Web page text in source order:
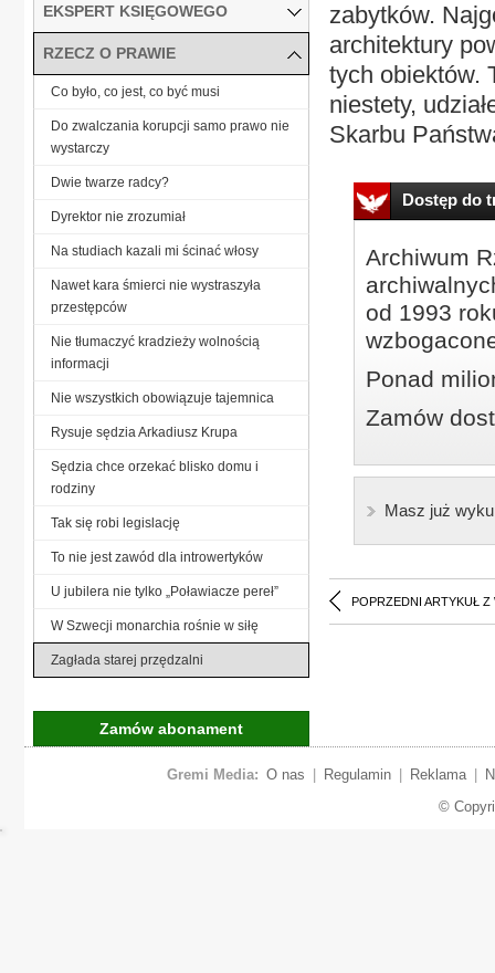
zabytków.
architektury
tych obiektów.
niestety,
Skarbu
Dostęp do
Archiwum
od 1993
Ponad
Zamów
Masz już
POPRZEDNI ARTYKUŁ Z
EKSPERT KSIĘGOWEGO
RZECZ O PRAWIE
Co było, co jest, co być musi
Do zwalczania korupcji samo prawo nie
wystarczy
Dwie twarze radcy?
Dyrektor nie zrozumiał
Na studiach kazali mi ścinać włosy
Nawet kara śmierci nie wystraszyła
przestępców
Nie tłumaczyć kradzieży wolnością
informacji
Nie wszystkich obowiązuje tajemnica
Rysuje sędzia Arkadiusz Krupa
Sędzia chce orzekać blisko domu i
rodziny
Tak się robi legislację
To nie jest zawód dla introwertyków
U jubilera nie tylko „Poławiacze pereł”
W Szwecji monarchia rośnie w siłę
Zagłada starej przędzalni
Zamów abonament
Gremi Media: O nas Regulamin Reklama
©